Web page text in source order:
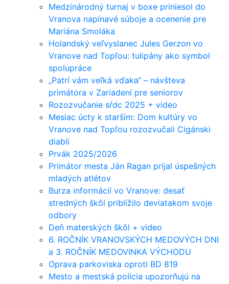
Medzinárodný turnaj v boxe priniesol do
Vranova napínavé súboje a ocenenie pre
Mariána Smoláka
Holandský veľvyslanec Jules Gerzon vo
Vranove nad Topľou: tulipány ako symbol
spolupráce
„Patrí vám veľká vďaka“ – návšteva
primátora v Zariadení pre seniorov
Rozozvučanie sŕdc 2025 + video
Mesiac úcty k starším: Dom kultúry vo
Vranove nad Topľou rozozvučali Cigánski
diabli
Prvák 2025/2026
Primátor mesta Ján Ragan prijal úspešných
mladých atlétov
Burza informácií vo Vranove: desať
stredných škôl priblížilo deviatakom svoje
odbory
Deň materských škôl + video
6. ROČNÍK VRANOVSKÝCH MEDOVÝCH DNI
a 3. ROČNÍK MEDOVINKA VÝCHODU
Oprava parkoviska oproti BD 819
Mesto a mestská polícia upozorňujú na